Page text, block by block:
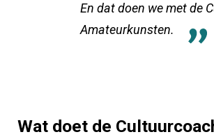
En dat doen we met de
Amateurkunsten.
Wat doet de